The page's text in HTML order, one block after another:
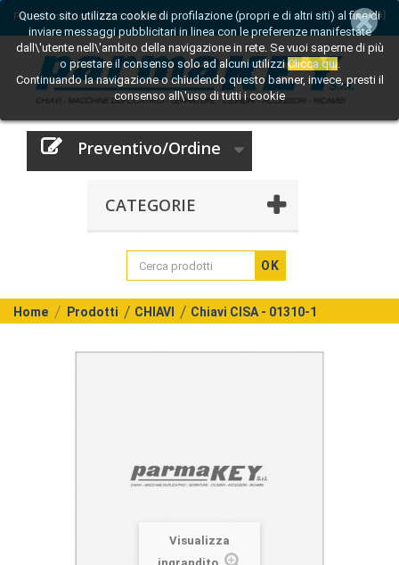
[Entra]
Per informazioni:0521 242809
Preventivo/Ordine
CATEGORIE
OK
Questo sito utilizza cookie di profilazione (propri e di altri siti) al fine di
inviare messaggi pubblicitari in linea con le preferenze manifestate
dall\'utente nell\'ambito della navigazione in rete. Se vuoi saperne di più
o prestare il consenso solo ad alcuni utilizziClicca qui.
Continuando la navigazione o chiudendo questo banner, invece, presti il
consenso all\'uso di tutti i cookie
Home Prodotti CHIAVI Chiavi CISA - 01310-1
Visualizza